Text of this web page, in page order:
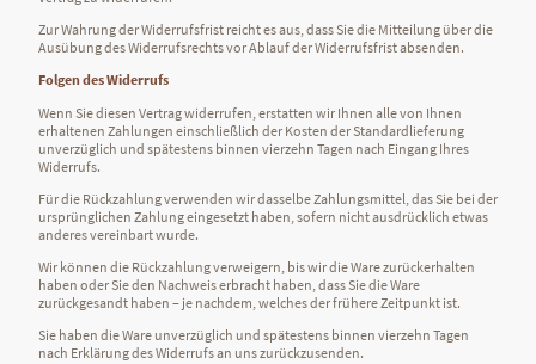
Zur Wahrung der Widerrufsfrist reicht es aus, dass Sie die Mitteilung über die
Ausübung des Widerrufsrechts vor Ablauf der Widerrufsfrist absenden.
Folgen des Widerrufs
Wenn Sie diesen Vertrag widerrufen, erstatten wir Ihnen alle von Ihnen
erhaltenen Zahlungen einschließlich der Kosten der Standardlieferung
unverzüglich und spätestens binnen vierzehn Tagen nach Eingang Ihres
Widerrufs.
Für die Rückzahlung verwenden wir dasselbe Zahlungsmittel, das Sie bei der
ursprünglichen Zahlung eingesetzt haben, sofern nicht ausdrücklich etwas
anderes vereinbart wurde.
Wir können die Rückzahlung verweigern, bis wir die Ware zurückerhalten
haben oder Sie den Nachweis erbracht haben, dass Sie die Ware
zurückgesandt haben – je nachdem, welches der frühere Zeitpunkt ist.
Sie haben die Ware unverzüglich und spätestens binnen vierzehn Tagen
nach Erklärung des Widerrufs an uns zurückzusenden.